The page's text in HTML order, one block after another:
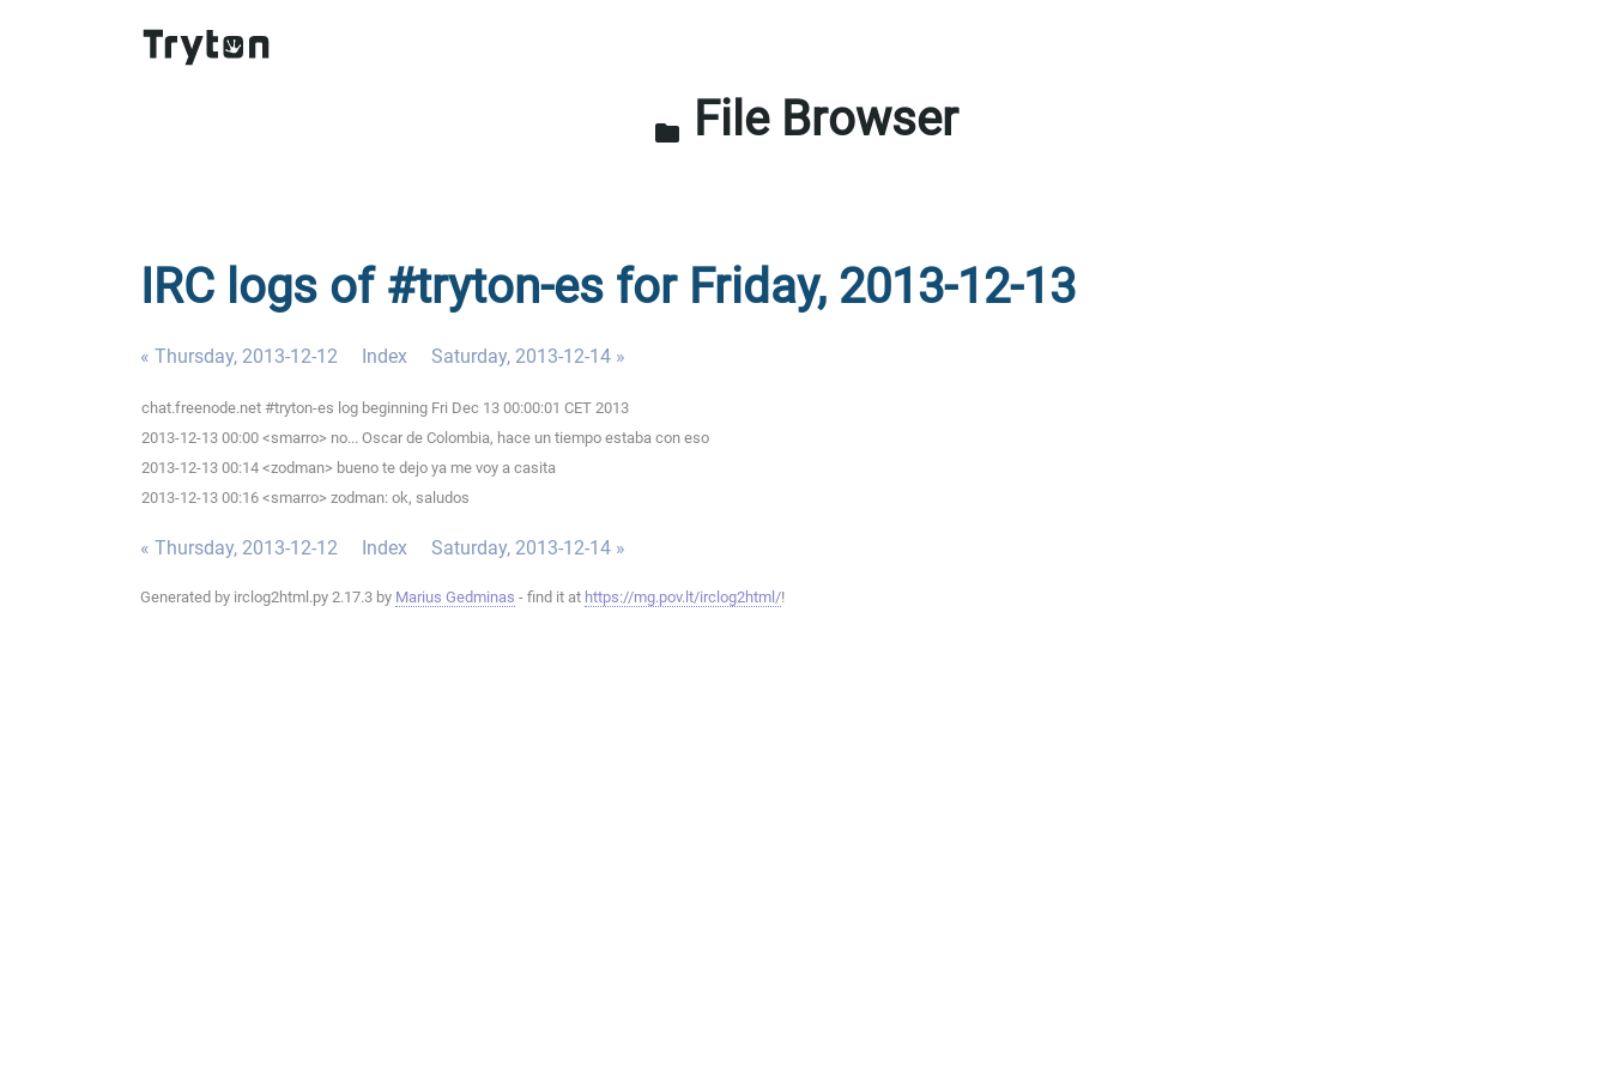
folder File Browser
IRC logs of #tryton-es for Friday, 2013-12-13
« Thursday, 2013-12-12 Index Saturday, 2013-12-14 »
chat.freenode.net #tryton-es log beginning Fri Dec 13 00:00:01 CET 2013
2013-12-13 00:00 <smarro> no... Oscar de Colombia, hace un tiempo estaba con eso
2013-12-13 00:14 <zodman> bueno te dejo ya me voy a casita
2013-12-13 00:16 <smarro> zodman: ok, saludos
« Thursday, 2013-12-12 Index Saturday, 2013-12-14 »
Generated by irclog2html.py 2.17.3 by Marius Gedminas - find it at https://mg.pov.lt/irclog2html/!